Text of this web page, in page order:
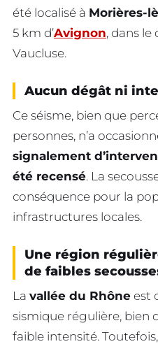
été localisé à Morières-
5 km d’Avignon, dans
Vaucluse.
Aucun dégât ni
Ce séisme, bien que
personnes, n’a
signalement
été recensé. La
conséquence pour la
infrastructures locales.
Une région
de faibles
La vallée du Rhône est
sismique régulière, bien
faible intensité.